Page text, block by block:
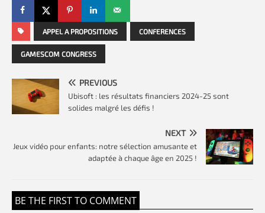
APPEL A PROPOSITIONS CONFERENCES
GAMESCOM CONGRESS
PREVIOUS
Ubisoft : les résultats financiers 2024-25 sont
solides malgré les défis !
NEXT
Jeux vidéo pour enfants: notre sélection amusante et
adaptée à chaque âge en 2025 !
BE THE FIRST TO COMMENT